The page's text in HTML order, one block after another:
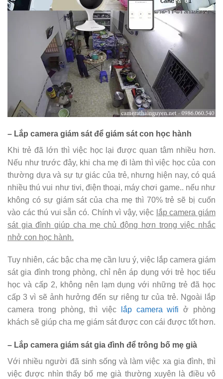
– Lắp camera giám sát để giám sát con học hành
Khi trẻ đã lớn thì việc học lại được quan tâm nhiều hơn.
Nếu như trước đây, khi cha mẹ đi làm thì việc học của con
thường dựa và sự tự giác của trẻ, nhưng hiện nay, có quá
nhiều thú vui như tivi, điện thoại, máy chơi game.. nếu như
không có sự giám sát của cha mẹ thì 70% trẻ sẽ bị cuốn
vào các thú vui sẵn có. Chính vì vậy, việc lắp camera giám
sát gia đình giúp cha mẹ chủ động hơn trong việc nhắc
nhở con học hành.
Tuy nhiên, các bậc cha mẹ cần lưu ý, việc lắp camera giám
sát gia đình trong phòng, chỉ nên áp dụng với trẻ học tiểu
học và cấp 2, không nên lạm dụng với những trẻ đã học
cấp 3 vì sẽ ảnh hưởng đến sự riêng tư của trẻ. Ngoài lắp
camera trong phòng, thì việc
lắp camera wifi ở phòng
khách sẽ giúp cha mẹ giám sát được con cái được tốt hơn.
– Lắp camera giám sát gia đình để trông bố mẹ già
Với nhiều người đã sinh sống và làm việc xa gia đình, thì
việc được nhìn thấy bố mẹ già thường xuyên là điều vô